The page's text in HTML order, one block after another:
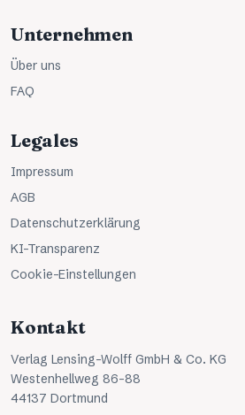
Unternehmen
Über uns
FAQ
Legales
Impressum
AGB
Datenschutzerklärung
KI-Transparenz
Cookie-Einstellungen
Kontakt
Verlag Lensing-Wolff GmbH & Co. KG
Westenhellweg 86-88
44137 Dortmund